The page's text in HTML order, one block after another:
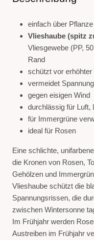
einfach über
Vlieshaube (spitz
Vliesgewebe (PP,
Rand
schützt vor erhöhter
vermeidet
gegen eisigen Wind
durchlässig für Luft,
für Immergrüne
ideal für Rosen
Eine schlichte,
die Kronen von Rosen,
Gehölzen und
Vlieshaube schützt die
Spannungsrissen, die
zwischen Wintersonne
Im Frühjahr werden
Austreiben im Frühjahr